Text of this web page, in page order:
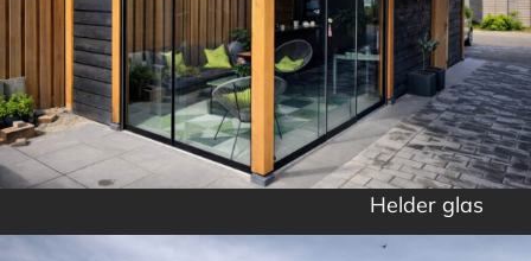
Helder glas